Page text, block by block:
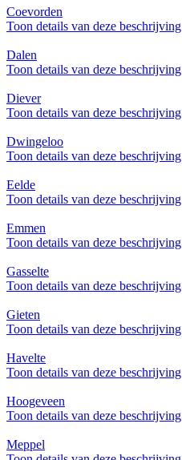
Coevorden
Toon details van deze beschrijving
Dalen
Toon details van deze beschrijving
Diever
Toon details van deze beschrijving
Dwingeloo
Toon details van deze beschrijving
Eelde
Toon details van deze beschrijving
Emmen
Toon details van deze beschrijving
Gasselte
Toon details van deze beschrijving
Gieten
Toon details van deze beschrijving
Havelte
Toon details van deze beschrijving
Hoogeveen
Toon details van deze beschrijving
Meppel